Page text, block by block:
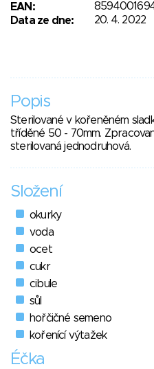
EAN:
Data ze dne:
20. 4. 2022
Popis
Sterilované v kořeněném
tříděné 50 - 70mm.
sterilovaná jednodruhová.
Složení
okurky
voda
ocet
cukr
cibule
sůl
hořčičné semeno
kořenící výtažek
Éčka